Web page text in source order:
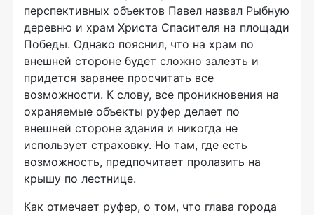
перспективных объектов Павел назвал Рыбную
деревню и храм Христа Спасителя на площади
Победы. Однако пояснил, что на храм по
внешней стороне будет сложно залезть и
придется заранее просчитать все
возможности. К слову, все проникновения на
охраняемые объекты руфер делает по
внешней стороне здания и никогда не
использует страховку. Но там, где есть
возможность, предпочитает пролазить на
крышу по лестнице.
Как отмечает руфер, о том, что глава города